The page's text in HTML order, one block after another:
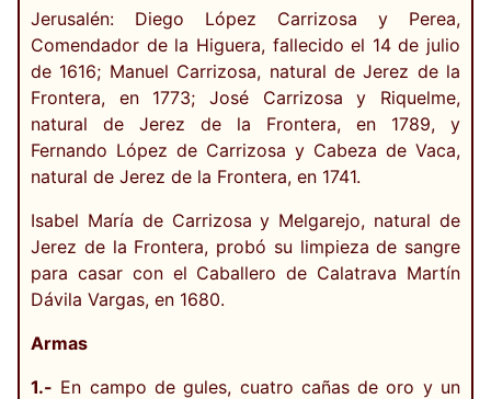
Jerusalén: Diego López Carrizosa y Perea,
Comendador de la Higuera, fallecido el 14 de julio
de 1616; Manuel Carrizosa, natural de Jerez de la
Frontera, en 1773; José Carrizosa y Riquelme,
natural de Jerez de la Frontera, en 1789, y
Fernando López de Carrizosa y Cabeza de Vaca,
natural de Jerez de la Frontera, en 1741.
Isabel María de Carrizosa y Melgarejo, natural de
Jerez de la Frontera, probó su limpieza de sangre
para casar con el Caballero de Calatrava Martín
Dávila Vargas, en 1680.
Armas
1.- En campo de gules, cuatro cañas de oro y un